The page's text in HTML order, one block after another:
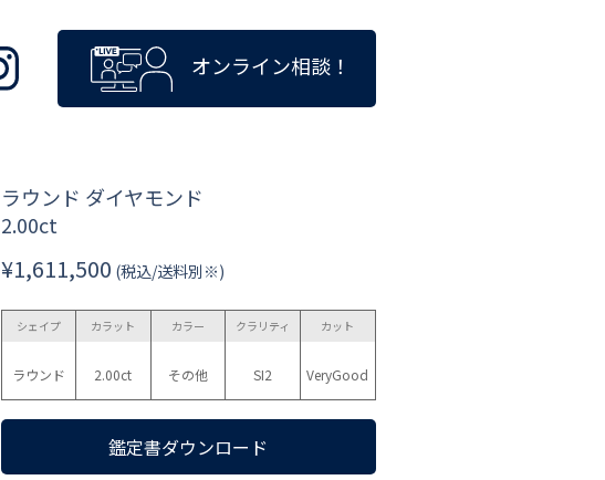
オンライン相談！
ラウンド ダイヤモンド
2.00ct
¥1,611,500 (税込/送料別※)
シェイプ
ラウンド
カラット
2.00ct
カラー
その他
クラリティ
SI2
カット
VeryGood
鑑定書ダウンロード